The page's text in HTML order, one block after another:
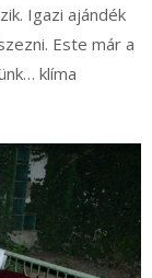
Igazi ajándék
Este már a
klíma